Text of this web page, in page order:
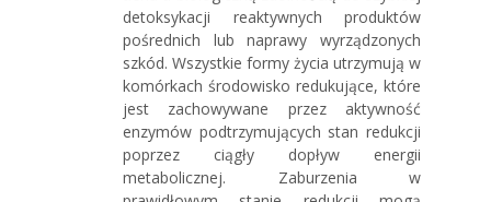
detoksykacji reaktywnych produktów
pośrednich lub naprawy wyrządzonych
szkód. Wszystkie formy życia utrzymują w
komórkach środowisko redukujące, które
jest zachowywane przez aktywność
enzymów podtrzymujących stan redukcji
poprzez ciągły dopływ energii
metabolicznej. Zaburzenia w